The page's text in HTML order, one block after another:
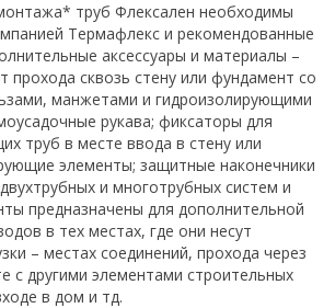
труб Флексален необходимы
Термафлекс и рекомендованные
аксессуары и материалы –
прохода сквозь стену или фундамент со
манжетами и гидроизолирующими
рукава; фиксаторы для
труб в месте ввода в стену или
элементы; защитные наконечники
и многотрубных систем и
предназначены для дополнительной
в тех местах, где они несут
– местах соединений, прохода через
с другими элементами строительных
в дом и тд.